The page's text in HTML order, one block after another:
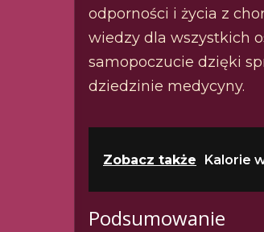
odporności i życia z
wiedzy dla wszystkich
samopoczucie dzięki
dziedzinie medycyny.
Zobacz także Kalorie
Podsumowanie